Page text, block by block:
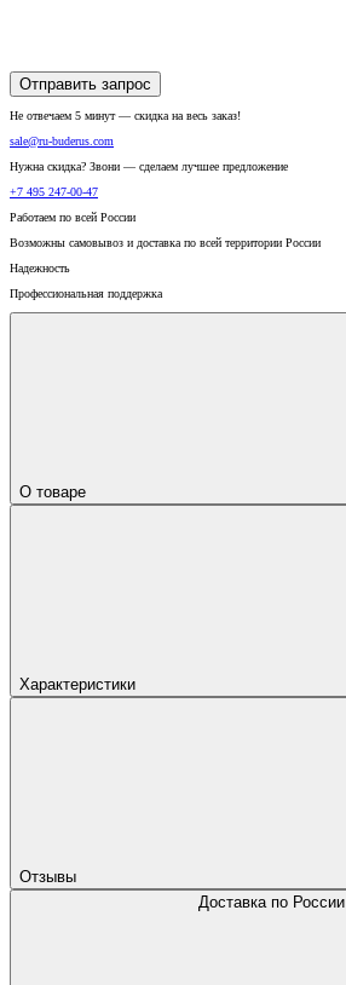
Отправить запрос
Не отвечаем 5 минут — скидка на весь заказ!
sale@ru-buderus.com
Нужна скидка? Звони — сделаем лучшее предложение
+7 495 247-00-47
Работаем по всей России
Возможны самовывоз и доставка по всей территории России
Надежность
Профессиональная поддержка
О товаре
Характеристики
Отзывы
Доставка по России